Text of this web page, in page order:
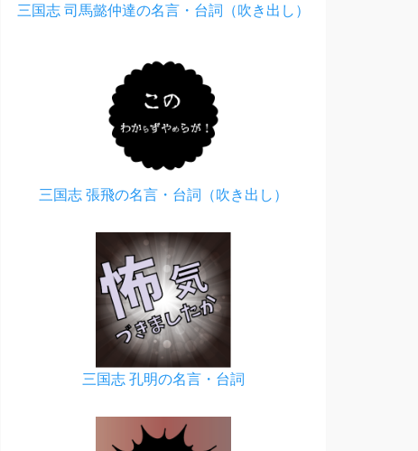
三国志 司馬懿仲達の名言・台詞（吹き出し）
三国志 張飛の名言・台詞（吹き出し）
三国志 孔明の名言・台詞